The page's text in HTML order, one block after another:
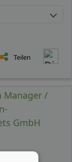
Teilen
Manager /
GmbH